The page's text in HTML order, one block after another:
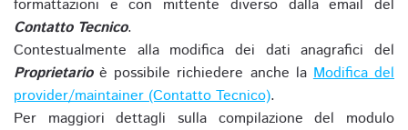
formattazioni e con mittente diverso dalla email del
Contatto Tecnico.
Contestualmente alla modifica dei dati anagrafici del
Proprietarioè possibile richiedere anche laModifica del
provider/maintainer (Contatto Tecnico).
Per maggiori dettagli sulla compilazione del modulo